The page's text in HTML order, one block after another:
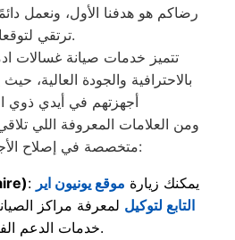
رضاكم هو هدفنا الأول، ونعمل
ترتقي لتوقعاتكم.
تتميز خدمات صيانة غسالات
بالاحترافية والجودة العالية،
أجهزتهم في أيدي ذوي
ومن العلامات المعروفة اللي
متخصصة في إصلاح الأجهزة والعناية بها:
: يمكنك زيارة موقع يونيون اير
التابع لتوكيل لمعرفة مراكز
خدمات الدعم الفني.